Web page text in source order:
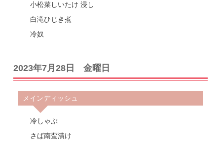
小松菜しいたけ 浸し
白滝ひじき煮
冷奴
2023年7月28日 金曜日
メインディッシュ
冷しゃぶ
さば南蛮漬け